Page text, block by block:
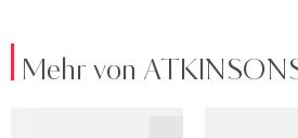
Mehr von